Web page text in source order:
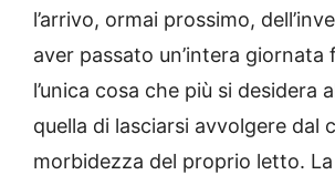
l’arrivo, ormai prossimo,
aver passato un’intera giornata
l’unica cosa che più si desidera
quella di lasciarsi avvolgere dal
morbidezza del proprio letto.